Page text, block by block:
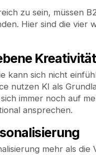
zu sein, müssen
Hier sind die vier
kann sich nicht
nutzen KI als
immer noch auf
ansprechen.
mehr als die